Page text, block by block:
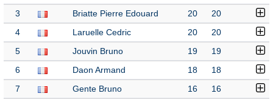
3 Briatte Pierre Edouard 20 20
4 Laruelle Cedric 20 20
5 Jouvin Bruno 19 19
6 Daon Armand 18 18
7 Gente Bruno 16 16